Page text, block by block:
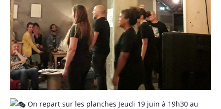
On repart sur les planches Jeudi 19 juin à 19h30 au